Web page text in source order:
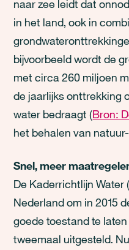
naar zee leidt dat
in het land, ook in
bijvoorbeeld wordt de
met circa 260 miljoen
de jaarlijks onttrekking
water bedraagt (Bron:
het behalen van
Snel, meer
De Kaderrichtlijn Water
Nederland om in 2015
goede toestand te
tweemaal uitgesteld.